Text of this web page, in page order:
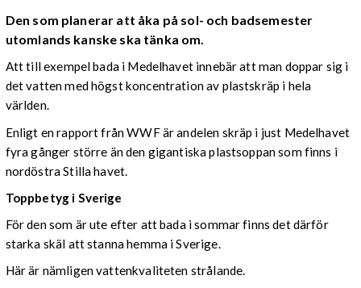
Den som planerar att åka på sol- och badsemester
utomlands kanske ska tänka om.
Att till exempel bada i Medelhavet innebär att man doppar sig i
det vatten med högst koncentration av plastskräp i hela
världen.
Enligt en rapport från WWF är andelen skräp i just Medelhavet
fyra gånger större än den gigantiska plastsoppan som finns i
nordöstra Stilla havet.
Toppbetyg i Sverige
För den som är ute efter att bada i sommar finns det därför
starka skäl att stanna hemma i Sverige.
Här är nämligen vattenkvaliteten strålande.